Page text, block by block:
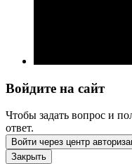
Войдите на сайт
Чтобы задать вопрос и
ответ.
Войти через центр
Закрыть